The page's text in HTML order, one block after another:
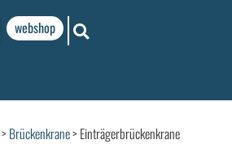
webshop
> Brückenkrane> Einträgerbrückenkrane